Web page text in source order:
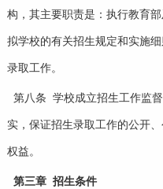
构，其主要职责是：执行教育
拟学校的有关招生规定和实施
录取工作。
第八条 学校成立招生工作监
实，保证招生录取工作的公开
权益。
第三章 招生条件